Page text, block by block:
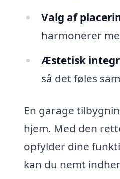
Valg af
harmonerer
Æstetisk
så det føles
En garage
hjem. Med den
opfylder dine
kan du nemt